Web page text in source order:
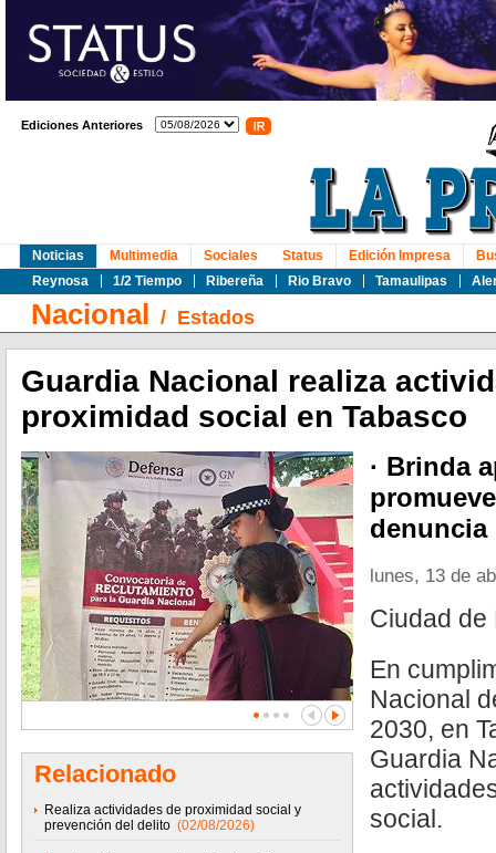
Ediciones Anteriores
Noticias
Reynosa
1/2 Tiempo Ribereña Rio Bravo Tamaulipas
Multimedia Sociales Status Edición Impresa
Nacional / Estados
Guardia Nacional realiza
proximidad social en Tabasco
Relacionado
Realiza actividades de proximidad social y
prevención del delito (02/08/2026)
· Brinda
denuncia
lunes, 13 de
Ciudad de
En
Nacional
2030, en
Guardia
social.